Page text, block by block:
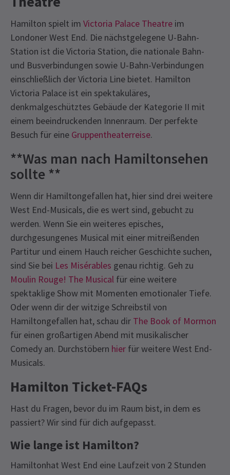
Hamilton spielt im Victoria Palace Theatre im
Londoner West End. Die nächstgelegene U-Bahn-
Station ist die Victoria Station, die nationale Bahn-
und Busverbindungen sowie U-Bahn-Verbindungen
einschließlich der Victoria Line bietet. Hamilton
Victoria Palace ist ein spektakuläres,
denkmalgeschütztes Gebäude der Kategorie II mit
einem beeindruckenden Innenraum. Der perfekte
Besuch für eine Gruppentheaterreise.
**Was man nach Hamiltonsehen
sollte **
Wenn dir Hamiltongefallen hat, hier sind drei weitere
West End-Musicals, die es wert sind, gebucht zu
werden. Wenn Sie ein weiteres episches,
durchgesungenes Musical mit einer mitreißenden
Partitur und einem Hauch reicher Geschichte suchen,
sind Sie bei Les Misérables genau richtig. Geh zu
Moulin Rouge! The Musical für eine weitere
spektaklige Show mit Momenten emotionaler Tiefe.
Oder wenn dir der witzige Schreibstil von
Hamiltongefallen hat, schau dir The Book of Mormon
für einen großartigen Abend mit musikalischer
Comedy an. Durchstöbern hier für weitere West End-
Musicals.
Hamilton Ticket-FAQs
Hast du Fragen, bevor du im Raum bist, in dem es
passiert? Wir sind für dich aufgepasst.
Wie lange ist Hamilton?
Hamiltonhat West End eine Laufzeit von 2 Stunden